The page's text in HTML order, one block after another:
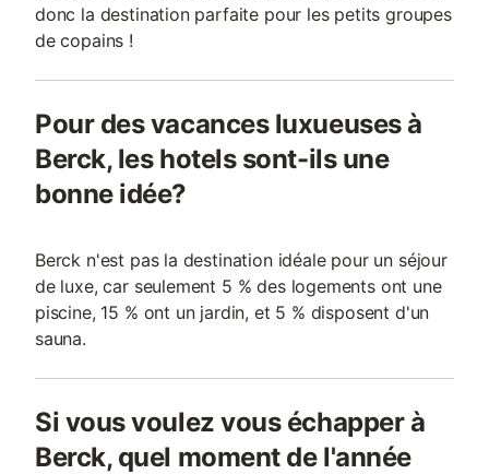
donc la destination parfaite pour les petits groupes
de copains !
Pour des vacances luxueuses à
Berck, les hotels sont-ils une
bonne idée?
Berck n'est pas la destination idéale pour un séjour
de luxe, car seulement 5 % des logements ont une
piscine, 15 % ont un jardin, et 5 % disposent d'un
sauna.
Si vous voulez vous échapper à
Berck, quel moment de l'année